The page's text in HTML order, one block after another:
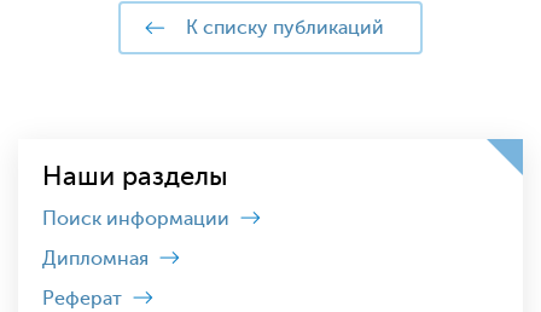
к списку публикаций
Наши разделы
Поиск информации
Дипломная
Реферат